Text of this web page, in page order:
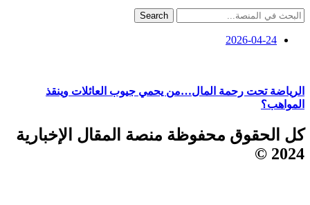
Search
2026-04-24
الرياضة تحت رحمة المال…من يحمي جيوب العائلات وينقذ
المواهب؟
كل الحقوق محفوظة منصة المقال الإخبارية
2024 ©